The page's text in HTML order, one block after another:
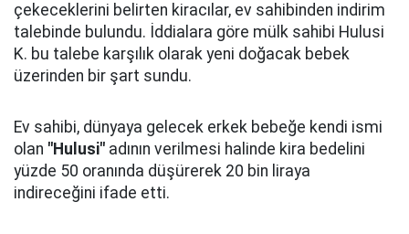
çekeceklerini belirten kiracılar, ev sahibinden indirim
talebinde bulundu. İddialara göre mülk sahibi Hulusi
K. bu talebe karşılık olarak yeni doğacak bebek
üzerinden bir şart sundu.
Ev sahibi, dünyaya gelecek erkek bebeğe kendi ismi
olan "Hulusi" adının verilmesi halinde kira bedelini
yüzde 50 oranında düşürerek 20 bin liraya
indireceğini ifade etti.